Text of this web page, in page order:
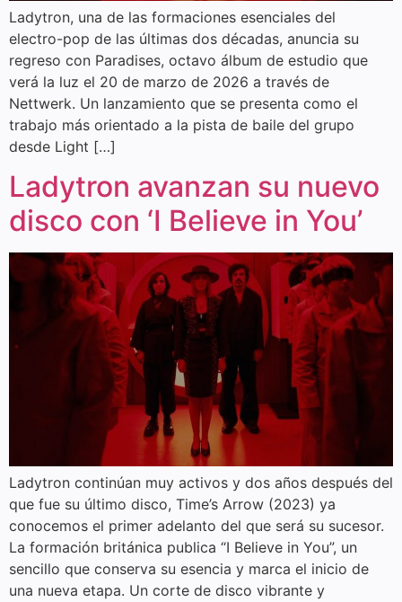
Ladytron, una de las formaciones esenciales del
electro-pop de las últimas dos décadas, anuncia su
regreso con Paradises, octavo álbum de estudio que
verá la luz el 20 de marzo de 2026 a través de
Nettwerk. Un lanzamiento que se presenta como el
trabajo más orientado a la pista de baile del grupo
desde Light […]
Ladytron avanzan su nuevo
disco con ‘I Believe in You’
Ladytron continúan muy activos y dos años después del
que fue su último disco, Time’s Arrow (2023) ya
conocemos el primer adelanto del que será su sucesor.
La formación británica publica “I Believe in You”, un
sencillo que conserva su esencia y marca el inicio de
una nueva etapa. Un corte de disco vibrante y